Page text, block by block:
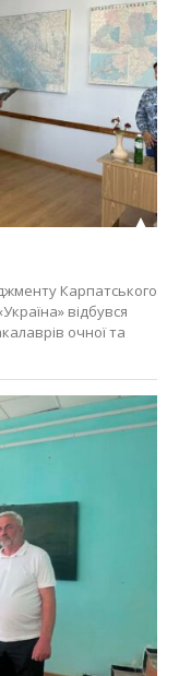
Карпатського
відбувся
очної та